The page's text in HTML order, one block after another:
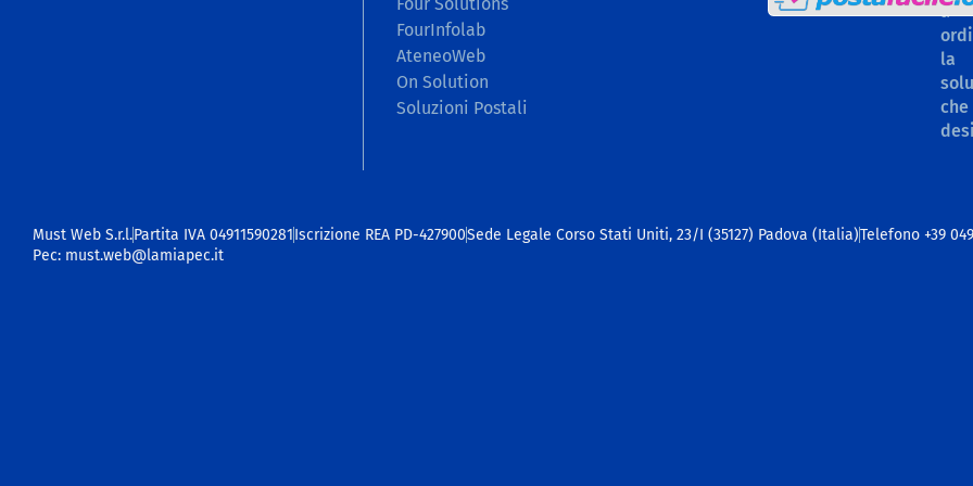
a
la
che
FourInfolab
AteneoWeb
On Solution
Soluzioni Postali
Must Web S.r.l.Partita IVA 04911590281Iscrizione REA PD-427900Sede Legale Corso Stati Uniti, 23/I (35127) Padova (Italia)Telefono +39
Pec: must.web@lamiapec.it